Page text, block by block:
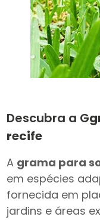
Descubra a G
recife
A grama para
em espécies
fornecida em
jardins e áreas